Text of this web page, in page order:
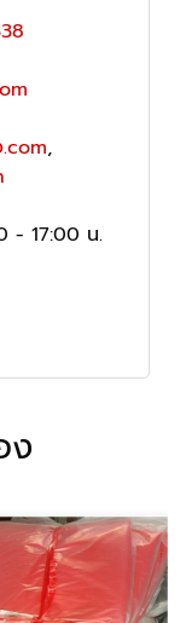
,
- 17:00 น.
ง